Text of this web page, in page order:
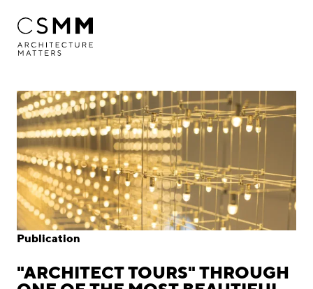
Profile
Services
Projects
Journal
Awards
Publication
"ARCHITECT TOURS" THROUGH